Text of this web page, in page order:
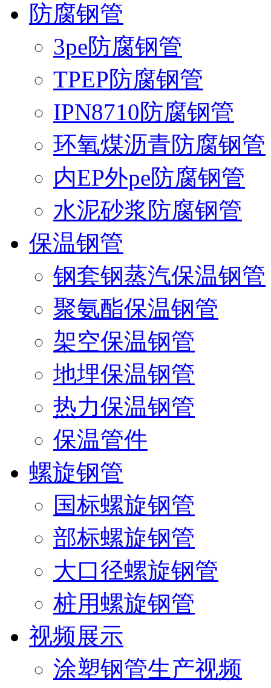
防腐钢管
3pe防腐钢管
TPEP防腐钢管
IPN8710防腐钢管
环氧煤沥青防腐钢管
内EP外pe防腐钢管
水泥砂浆防腐钢管
保温钢管
钢套钢蒸汽保温钢管
聚氨酯保温钢管
架空保温钢管
地埋保温钢管
热力保温钢管
保温管件
螺旋钢管
国标螺旋钢管
部标螺旋钢管
大口径螺旋钢管
桩用螺旋钢管
视频展示
涂塑钢管生产视频